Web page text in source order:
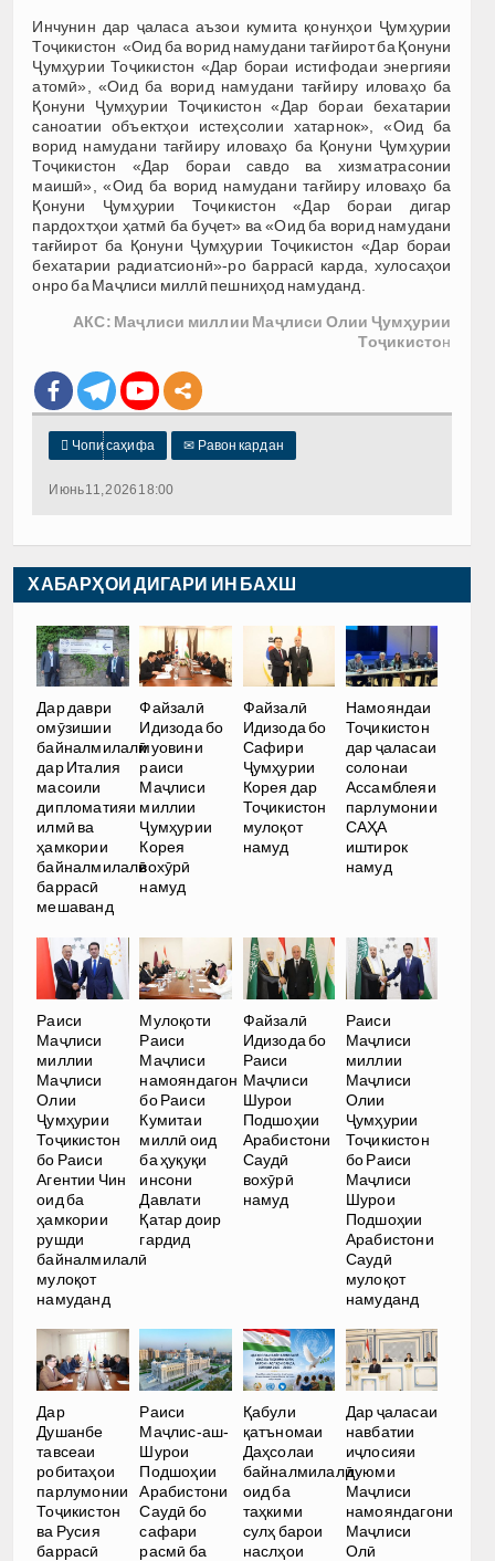
Инчунин дар ҷаласа аъзои кумита қонунҳои Ҷумҳурии
Тоҷикистон «Оид ба ворид намудани тағйирот ба Қонуни
Ҷумҳурии Тоҷикистон «Дар бораи истифодаи энергияи
атомӣ», «Оид ба ворид намудани тағйиру иловаҳо ба
Қонуни Ҷумҳурии Тоҷикистон «Дар бораи бехатарии
саноатии объектҳои истеҳсолии хатарнок», «Оид ба
ворид намудани тағйиру иловаҳо ба Қонуни Ҷумҳурии
Тоҷикистон «Дар бораи савдо ва хизматрасонии
маишӣ», «Оид ба ворид намудани тағйиру иловаҳо ба
Қонуни Ҷумҳурии Тоҷикистон «Дар бораи дигар
пардохтҳои ҳатмӣ ба буҷет» ва «Оид ба ворид намудани
тағйирот ба Қонуни Ҷумҳурии Тоҷикистон «Дар бораи
бехатарии радиатсионӣ»-ро баррасӣ карда, хулосаҳои
онро ба Маҷлиси миллӣ пешниҳод намуданд.
АКС: Маҷлиси миллии Маҷлиси Олии Ҷумҳурии
Тоҷикистон
 Чопи саҳифа ✉ Равон кардан
Июнь 11, 2026 18:00
ХАБАРҲОИ ДИГАРИ ИН БАХШ
Дар даври
омӯзишии
байналмилалӣ
дар Италия
масоили
дипломатияи
илмӣ ва
ҳамкории
байналмилалӣ
баррасӣ
мешаванд
Файзалӣ
Идизода бо
муовини
раиси
Маҷлиси
миллии
Ҷумҳурии
Корея
вохӯрӣ
намуд
Файзалӣ
Идизода бо
Сафири
Ҷумҳурии
Корея дар
Тоҷикистон
мулоқот
намуд
Намояндаи
Тоҷикистон
дар ҷаласаи
солонаи
Ассамблеяи
парлумонии
САҲА
иштирок
намуд
Раиси
Маҷлиси
миллии
Маҷлиси
Олии
Ҷумҳурии
Тоҷикистон
бо Раиси
Агентии Чин
оид ба
ҳамкории
рушди
байналмилалӣ
мулоқот
намуданд
Мулоқоти
Раиси
Маҷлиси
намояндагон
бо Раиси
Кумитаи
миллӣ оид
ба ҳуқуқи
инсони
Давлати
Қатар доир
гардид
Файзалӣ
Идизода бо
Раиси
Маҷлиси
Шурои
Подшоҳии
Арабистони
Саудӣ
вохӯрӣ
намуд
Раиси
Маҷлиси
миллии
Маҷлиси
Олии
Ҷумҳурии
Тоҷикистон
бо Раиси
Маҷлиси
Шурои
Подшоҳии
Арабистони
Саудӣ
мулоқот
намуданд
Дар
Душанбе
тавсеаи
робитаҳои
парлумонии
Тоҷикистон
ва Русия
баррасӣ
Раиси
Маҷлис-аш-
Шурои
Подшоҳии
Арабистони
Саудӣ бо
сафари
расмӣ ба
Қабули
қатъномаи
Даҳсолаи
байналмилалӣ
оид ба
таҳкими
сулҳ барои
наслҳои
Дар ҷаласаи
навбатии
иҷлосияи
дуюми
Маҷлиси
намояндагони
Маҷлиси
Олӣ